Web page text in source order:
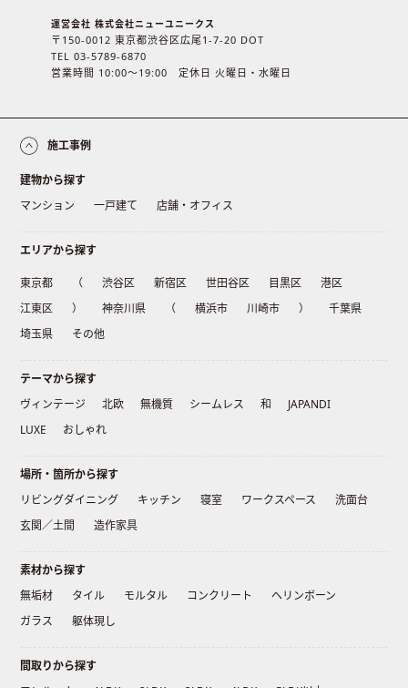
運営会社 株式会社ニューユニークス
〒150-0012 東京都渋谷区広尾1-7-20 DOT
TEL 03-5789-6870
営業時間 10:00〜19:00 定休日 火曜日・水曜日
施工事例
建物から探す
マンション
一戸建て 店舗・オフィス
エリアから探す
東京都 （ 渋谷区 新宿区 世田谷区 目黒区
港区
江東区
） 神奈川県 （ 横浜市 川崎市 ）
千葉県
埼玉県
その他
テーマから探す
ヴィンテージ
北欧 無機質 シームレス 和
JAPANDI
LUXE
おしゃれ
場所・箇所から探す
リビングダイニング
キッチン 寝室 ワークスペース
洗面台
玄関／土間
造作家具
素材から探す
無垢材
タイル モルタル コンクリート
ヘリンボーン
ガラス
躯体現し
間取りから探す